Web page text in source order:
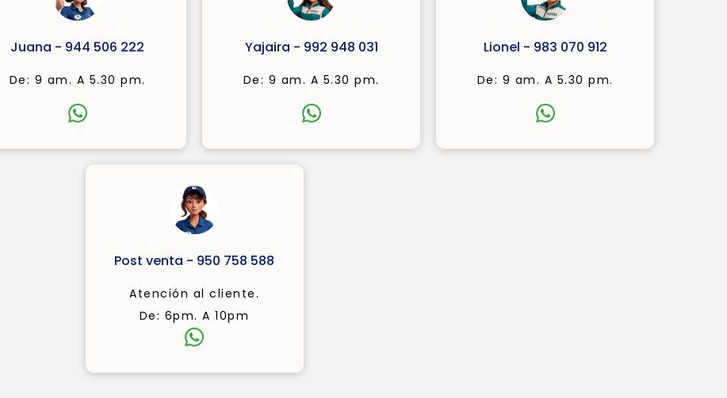
Juana - 944 506 222
De: 9 am. A 5.30 pm.
Yajaira - 992 948 031
De: 9 am. A 5.30 pm.
Lionel - 983 070 912
De: 9 am. A 5.30 pm.
Post venta - 950 758 588
Atención al cliente.
De: 6pm. A 10pm